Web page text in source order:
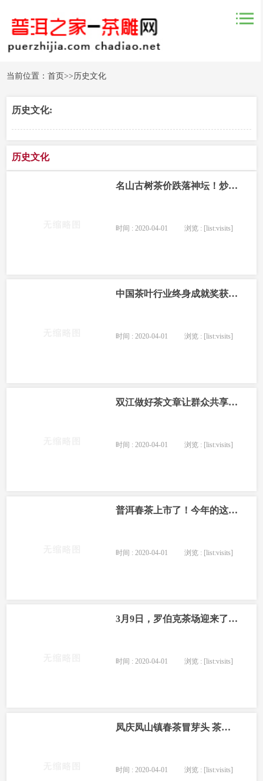
当前位置：首页>>历史文化
历史文化:
历史文化
名山古树茶价跌落神坛！炒茶帮，你们接盘侠找
时间 : 2020-04-01 浏览 : [list:visits]
中国茶叶行业终身成就奖获得者戎加升逝世 享年
时间 : 2020-04-01 浏览 : [list:visits]
双江做好茶文章让群众共享绿色福利
时间 : 2020-04-01 浏览 : [list:visits]
普洱春茶上市了！今年的这些“茶事”还挺新鲜
时间 : 2020-04-01 浏览 : [list:visits]
3月9日，罗伯克茶场迎来了一年最繁忙的季节
时间 : 2020-04-01 浏览 : [list:visits]
凤庆凤山镇春茶冒芽头 茶农增收有盼头
时间 : 2020-04-01 浏览 : [list:visits]